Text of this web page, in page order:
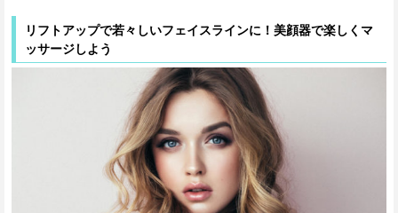
リフトアップで若々しいフェイスラインに！美顔器で楽しくマ
ッサージしよう